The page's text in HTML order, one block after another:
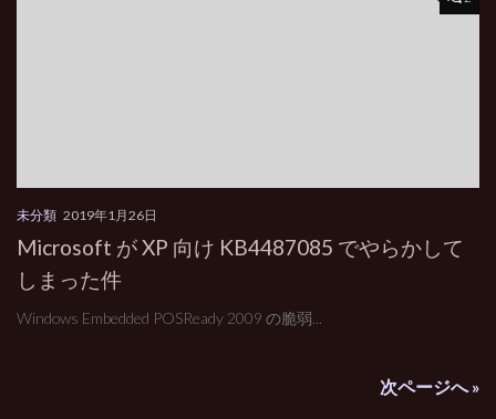
未分類 2019年1月26日
Microsoft が XP 向け KB4487085 でやらかして
しまった件
Windows Embedded POSReady 2009 の脆弱...
次ページへ »